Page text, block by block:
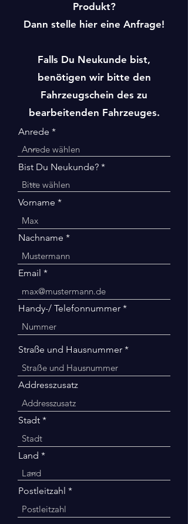
Produkt?
Dann stelle hier eine Anfrage!
Falls Du Neukunde bist,
benötigen wir bitte den
Fahrzeugschein des zu
bearbeitenden Fahrzeuges.
Anrede
Bist Du Neukunde?
Vorname
Nachname
Email
Handy-/ Telefonnummer
Straße und Hausnummer
Addresszusatz
Stadt
Land
Postleitzahl